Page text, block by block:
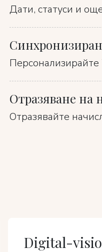
Дати, статуси и
Отразяване на
Отразявайте
Digital-